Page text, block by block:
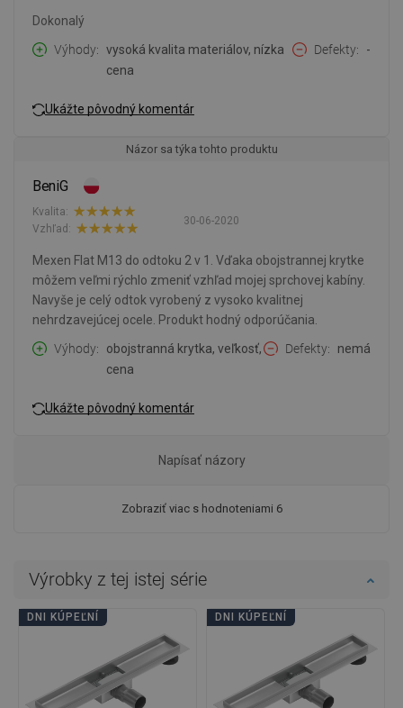
Dokonalý
Výhody
vysoká kvalita materiálov, nízka
cena
Defekty -
Ukážte pôvodný komentár
Názor sa týka tohto produktu
BeniG
30-06-2020
Kvalita:
Vzhľad:
Mexen Flat M13 do odtoku 2 v 1. Vďaka obojstrannej krytke
môžem veľmi rýchlo zmeniť vzhľad mojej sprchovej kabíny.
Navyše je celý odtok vyrobený z vysoko kvalitnej
nehrdzavejúcej ocele. Produkt hodný odporúčania.
Výhody
obojstranná krytka, veľkosť,
cena
Defekty nemá
Ukážte pôvodný komentár
Zobraziť viac s hodnoteniami 6
Napísať názory
Výrobky z tej istej série
DNI KÚPEĽNÍ DNI KÚPEĽNÍ